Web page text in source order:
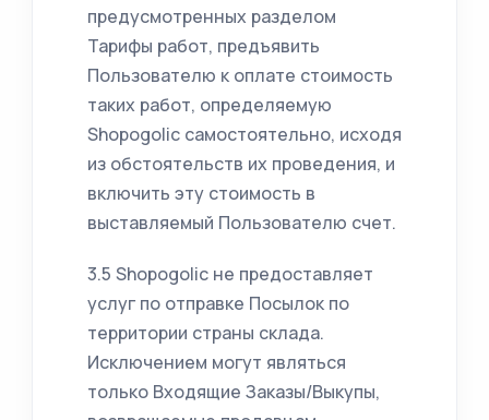
предусмотренных разделом
Тарифы работ, предъявить
Пользователю к оплате стоимость
таких работ, определяемую
Shopogolic самостоятельно, исходя
из обстоятельств их проведения, и
включить эту стоимость в
выставляемый Пользователю счет.
3.5 Shopogolic не предоставляет
услуг по отправке Посылок по
территории страны склада.
Исключением могут являться
только Входящие Заказы/Выкупы,